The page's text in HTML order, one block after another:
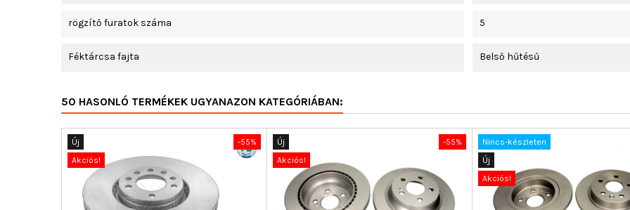
rögzítő furatok száma 5
Féktárcsa fajta Belső hűtésű
50 HASONLÓ TERMÉKEK UGYANAZON KATEGÓRIÁBAN:
-55%
Új
Akciós!
-55%
Új
Akciós!
Nincs-készleten
Új
Akciós!